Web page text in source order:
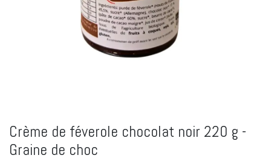
Crème de féverole chocolat noir 220 g -
Graine de choc